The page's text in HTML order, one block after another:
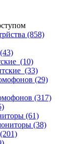
(858)
(43)
(10)
(33)
(29)
(317)
(61)
(38)
(201)